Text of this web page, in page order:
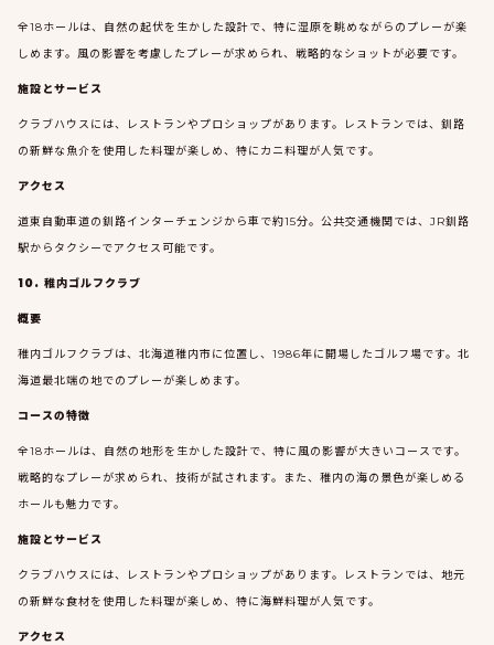
全18ホールは、自然の起伏を生かした設計で、特に湿原を眺めながらのプレーが楽
しめます。風の影響を考慮したプレーが求められ、戦略的なショットが必要です。
施設とサービス
クラブハウスには、レストランやプロショップがあります。レストランでは、釧路
の新鮮な魚介を使用した料理が楽しめ、特にカニ料理が人気です。
アクセス
道東自動車道の釧路インターチェンジから車で約15分。公共交通機関では、JR釧路
駅からタクシーでアクセス可能です。
10. 稚内ゴルフクラブ
概要
稚内ゴルフクラブは、北海道稚内市に位置し、1986年に開場したゴルフ場です。北
海道最北端の地でのプレーが楽しめます。
コースの特徴
全18ホールは、自然の地形を生かした設計で、特に風の影響が大きいコースです。
戦略的なプレーが求められ、技術が試されます。また、稚内の海の景色が楽しめる
ホールも魅力です。
施設とサービス
クラブハウスには、レストランやプロショップがあります。レストランでは、地元
の新鮮な食材を使用した料理が楽しめ、特に海鮮料理が人気です。
アクセス